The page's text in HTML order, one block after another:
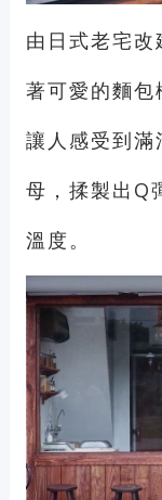
由日式老宅
著可愛的麵包
讓人感受到
母，揉製出Q
溫度。